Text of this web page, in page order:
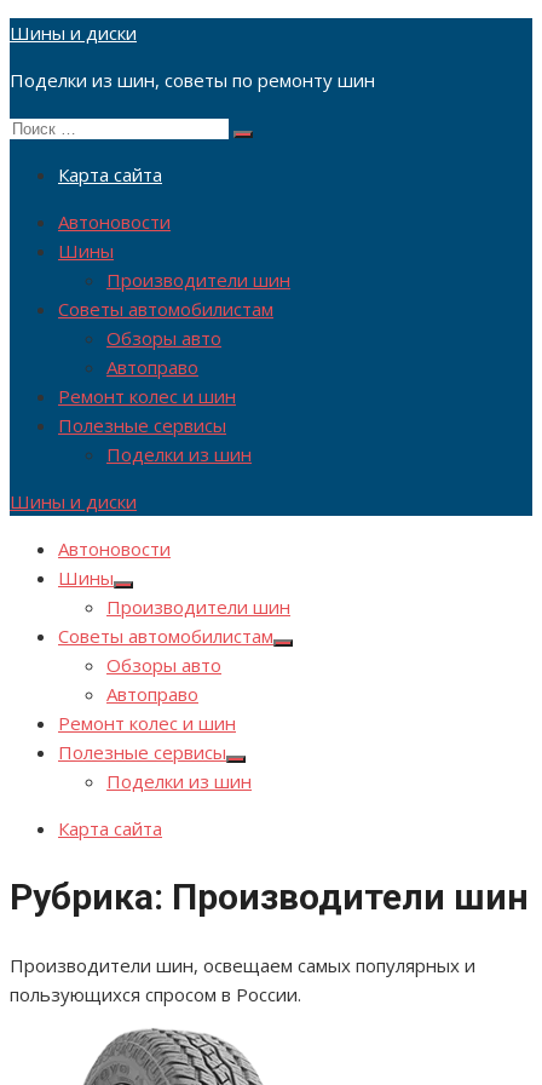
Перейти
содержимому
Шины и диски
Поделки из шин, советы по ремонту шин
Поиск
Поиск
Карта сайта
Автоновости
Шины
Производители шин
Советы автомобилистам
Обзоры авто
Автоправо
Ремонт колес и шин
Полезные сервисы
Поделки из шин
Шины и диски
Автоновости
Шины
Показывать
подменю
Производители шин
Советы автомобилистам
Показывать
Обзоры авто
Автоправо
Ремонт колес и шин
Полезные сервисы
Показывать
подменю
Поделки из шин
Карта сайта
Рубрика: Производители шин
Производители шин, освещаем самых популярных и
пользующихся спросом в России.